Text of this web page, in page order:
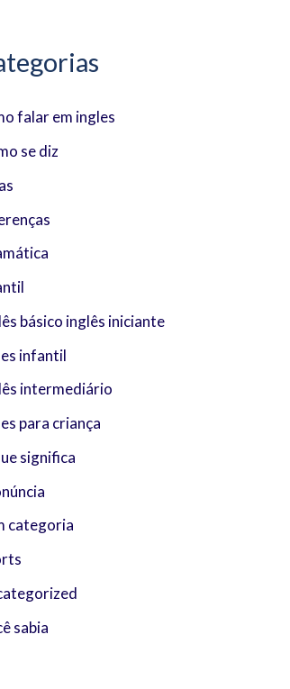
falar em ingles
se diz
básico inglês iniciante
infantil
intermediário
para criança
significa
categoria
sabia